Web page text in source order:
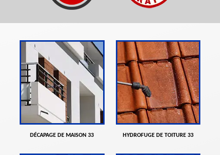
DÉCAPAGE DE MAISON 33 HYDROFUGE DE TOITURE 33